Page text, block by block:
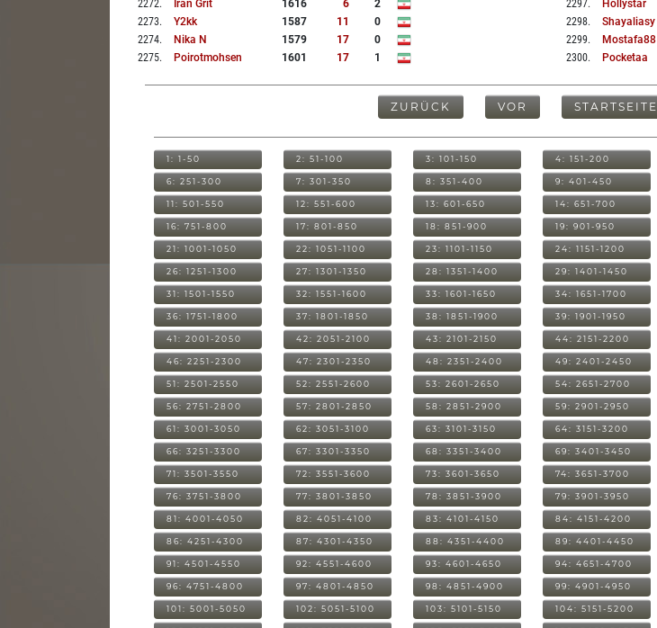
2272. Iran Grit 1616 6
2
2273. Y2kk 1587 11
0
2274. Nika N 1579 17
0
2275. Poirotmohsen 1601 17 1
2297. Hollystar
2298. Shayaliasy
2299. Mostafa88
2300. Pocketaa
ZURÜCK VOR STARTSEITE
1: 1-50 2: 51-100 3: 101-150 4: 151-200
6: 251-300 7: 301-350 8: 351-400 9: 401-450
11: 501-550 12: 551-600 13: 601-650 14: 651-700
16: 751-800 17: 801-850 18: 851-900 19: 901-950
21: 1001-1050 22: 1051-1100 23: 1101-1150 24: 1151-1200
26: 1251-1300 27: 1301-1350 28: 1351-1400 29: 1401-1450
31: 1501-1550 32: 1551-1600 33: 1601-1650 34: 1651-1700
36: 1751-1800 37: 1801-1850 38: 1851-1900 39: 1901-1950
41: 2001-2050 42: 2051-2100 43: 2101-2150 44: 2151-2200
46: 2251-2300 47: 2301-2350 48: 2351-2400 49: 2401-2450
51: 2501-2550 52: 2551-2600 53: 2601-2650 54: 2651-2700
56: 2751-2800 57: 2801-2850 58: 2851-2900 59: 2901-2950
61: 3001-3050 62: 3051-3100 63: 3101-3150 64: 3151-3200
66: 3251-3300 67: 3301-3350 68: 3351-3400 69: 3401-3450
71: 3501-3550 72: 3551-3600 73: 3601-3650 74: 3651-3700
76: 3751-3800 77: 3801-3850 78: 3851-3900 79: 3901-3950
81: 4001-4050 82: 4051-4100 83: 4101-4150 84: 4151-4200
86: 4251-4300 87: 4301-4350 88: 4351-4400 89: 4401-4450
91: 4501-4550 92: 4551-4600 93: 4601-4650 94: 4651-4700
96: 4751-4800 97: 4801-4850 98: 4851-4900 99: 4901-4950
101: 5001-5050 102: 5051-5100 103: 5101-5150 104: 5151-5200